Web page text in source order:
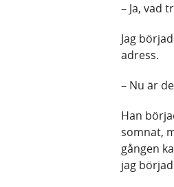
– Ja, vad
Jag
adress.
– Nu är
Han
somnat,
gången
jag